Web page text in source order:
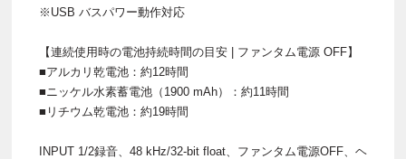
※USB バスパワー動作対応
【連続使用時の電池持続時間の目安 | ファンタム電源 OFF】
■アルカリ乾電池：約12時間
■ニッケル水素蓄電池（1900 mAh）：約11時間
■リチウム乾電池：約19時間
INPUT 1/2録音、48 kHz/32-bit float、ファンタム電源OFF、ヘ